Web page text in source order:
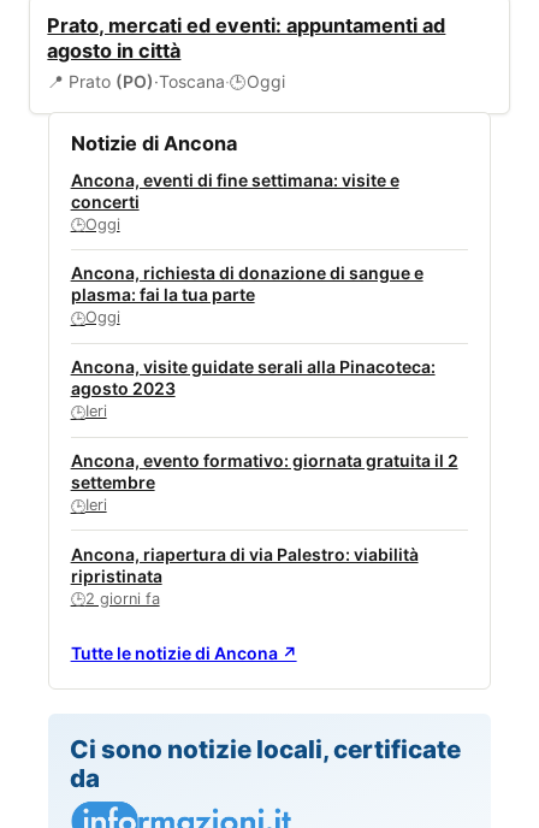
Prato, mercati ed eventi: appuntamenti ad
agosto in città
📍 Prato (PO)·Toscana·🕒Oggi
Notizie di Ancona
Ancona, eventi di fine settimana: visite e
concerti
🕒Oggi
Ancona, richiesta di donazione di sangue e
plasma: fai la tua parte
🕒Oggi
Ancona, visite guidate serali alla Pinacoteca:
agosto 2023
🕒Ieri
Ancona, evento formativo: giornata gratuita il 2
settembre
🕒Ieri
Ancona, riapertura di via Palestro: viabilità
ripristinata
🕒2 giorni fa
Tutte le notizie di Ancona ↗
Ci sono notizie locali, certificate
da